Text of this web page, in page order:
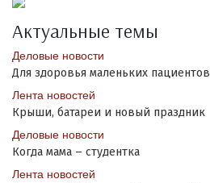
Актуальные темы
Деловые новости
Для здоровья маленьких пациентов
Лента новостей
Крыши, батареи и новый праздник
Деловые новости
Когда мама – студентка
Лента новостей